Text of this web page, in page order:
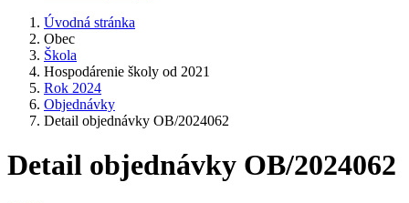
Úvodná stránka
Obec
Škola
Hospodárenie školy od 2021
Rok 2024
Objednávky
Detail objednávky OB/2024062
Detail objednávky OB/2024062